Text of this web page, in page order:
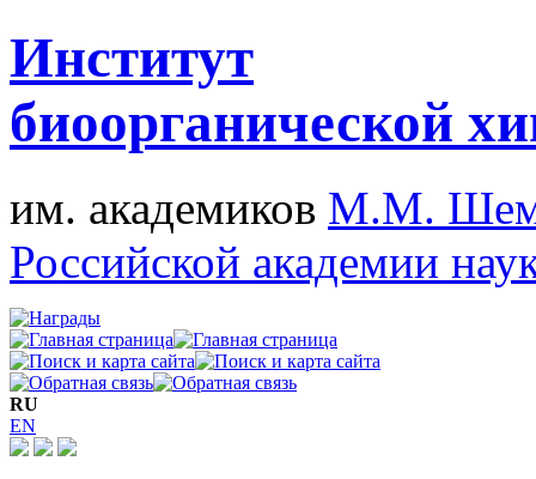
Институт
биоорганической
им. академиков М.М.
Российской академии
RU
EN